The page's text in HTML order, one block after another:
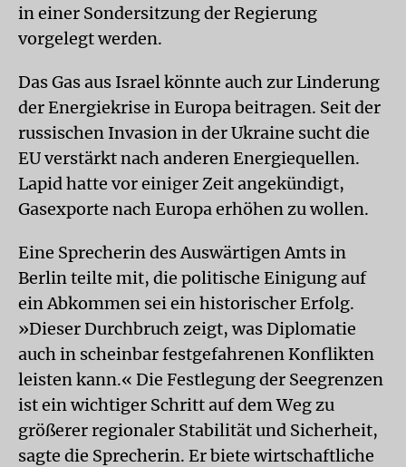
in einer Sondersitzung der Regierung
vorgelegt werden.
Das Gas aus Israel könnte auch zur Linderung
der Energiekrise in Europa beitragen. Seit der
russischen Invasion in der Ukraine sucht die
EU verstärkt nach anderen Energiequellen.
Lapid hatte vor einiger Zeit angekündigt,
Gasexporte nach Europa erhöhen zu wollen.
Eine Sprecherin des Auswärtigen Amts in
Berlin teilte mit, die politische Einigung auf
ein Abkommen sei ein historischer Erfolg.
»Dieser Durchbruch zeigt, was Diplomatie
auch in scheinbar festgefahrenen Konflikten
leisten kann.« Die Festlegung der Seegrenzen
ist ein wichtiger Schritt auf dem Weg zu
größerer regionaler Stabilität und Sicherheit,
sagte die Sprecherin. Er biete wirtschaftliche